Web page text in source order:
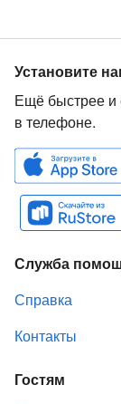
Установите
Ещё быстрее и
в телефоне.
Служба
Справка
Контакты
Гостям